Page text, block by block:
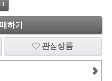
1
하기
관심상품